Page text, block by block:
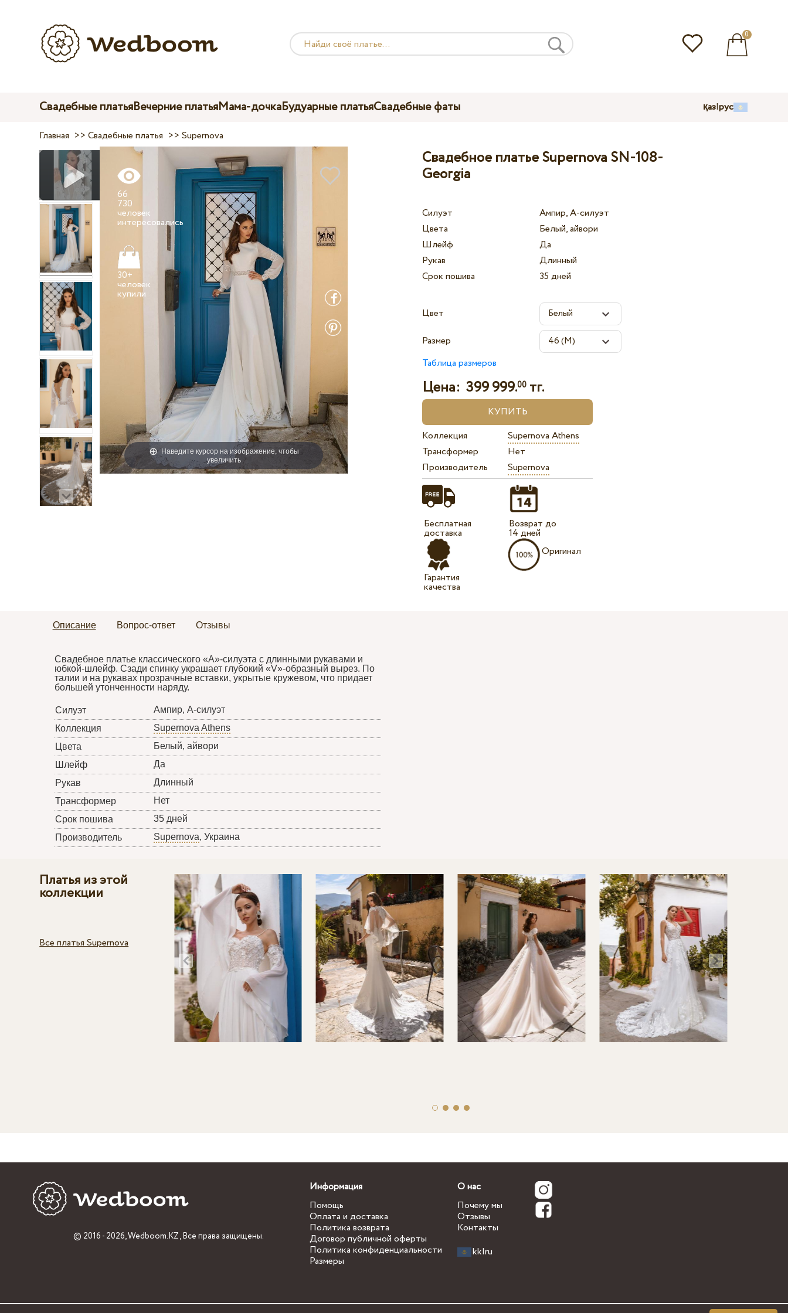
0
Свадебные платьяВечерние платьяМама-дочкаБудуарные платьяСвадебные фаты қаз|рус
Главная >>Свадебные платья >>Supernova
Наведите курсор на изображение, чтобы
увеличить
66
730
человек
30+
человек
Свадебное платье Supernova SN-108-
Georgia
Силуэт
Ампир, А-силуэт
Цвета
Белый, айвори
Шлейф
Да
Рукав
Длинный
Срок пошива
35 дней
Цвет
Размер
Таблица размеров
Цена:399 999.00 тг.
Коллекция
Supernova Athens
Трансформер
Нет
Производитель
Supernova
Бесплатная
доставка
Гарантия
качества
Возврат до
14 дней
Оригинал
Описание Вопрос-ответ Отзывы
Свадебное платье классического «А»-силуэта с длинными рукавами и
юбкой-шлейф. Сзади спинку украшает глубокий «V»-образный вырез. По
талии и на рукавах прозрачные вставки, укрытые кружевом, что придает
большей утонченности наряду.
Силуэт
Ампир, А-силуэт
Коллекция
Supernova Athens
Цвета
Белый, айвори
Шлейф
Да
Рукав
Длинный
Трансформер
Нет
Срок пошива
35 дней
Производитель
Supernova, Украина
Платья из этой
коллекции
Все платья Supernova
© 2016 - 2026,Wedboom.KZ, Все права защищены.
Информация
Помощь
Оплата и доставка
Политика возврата
Договор публичной оферты
Политика конфиденциальности
Размеры
О нас
Почему мы
Отзывы
Контакты
kk|ru